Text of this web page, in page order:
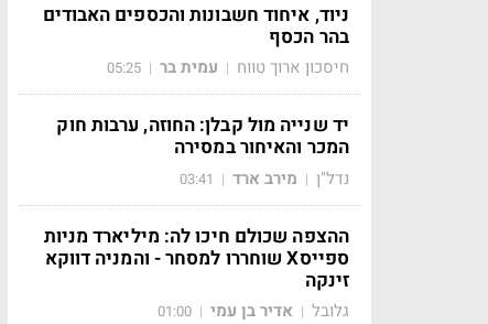
ניוד, איחוד חשבונות והכספים האבודים
בהר הכסף
חיסכון ארוך טווח | עמית בר |
05:25
יד שנייה מול קבלן: החוזה, ערבות חוק
המכר והאיחור במסירה
נדל"ן | מירב ארד |
03:41
ההצפה שכולם חיכו לה: מיליארד מניות
ספייסX שוחררו למסחר - והמניה דווקא
זינקה
גלובל | אדיר בן עמי |
01:00